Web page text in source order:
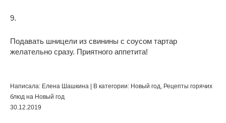
9.
Подавать шницели из свинины с соусом тартар
желательно сразу. Приятного аппетита!
Написала: Елена Шашкина | В категории: Новый год, Рецепты горячих
блюд на Новый год
30.12.2019